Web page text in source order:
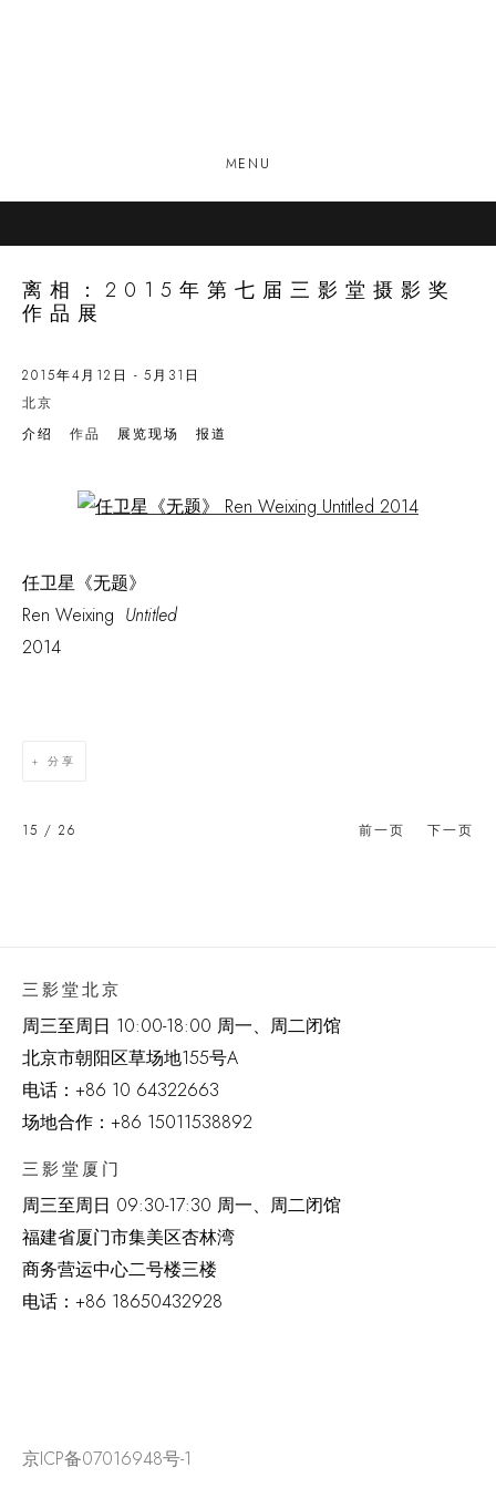
MENU
离相：2015年第七届三影堂摄影奖
作品展
2015年4月12日 - 5月31日
北京
介绍
作品 展览现场 报道
Open a larger version of the following image in a popup:
任卫星《无题》
Ren Weixing Untitled
2014
分享
前一页 下一页
15 / 26
三影堂北京
周三至周日 10:00-18:00 周一、周二闭馆
北京市朝阳区草场地155号A
电话： +86 10 64322663
场地合作：+86 15011538892
三影堂厦门
周三至周日 09:30-17:30 周一、周二闭馆
福建省厦门市集美区杏林湾
商务营运中心二号楼三楼
电话： +86 18650432928
京ICP备07016948号-1